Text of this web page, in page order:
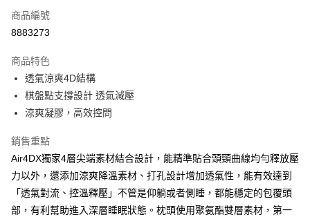
流程，驗證手機門號後，選擇欲分期的期數、繳款截止日，確認付款後即完
成交易。
4.訂單成立30分鐘內，如未前往確認交易或遇審核未通過，訂單將自動取
法說明評估內容。
【繳款方式說明】
1.分期款項不併入電信帳單，「大哥付你分期」於每月結算日後寄送繳費提
醒簡訊。
帳／街口支付／iPASS MONEY」等通路繳費。
【注意事項】
1.本服務係由「台灣大哥大股份有限公司」（以下簡稱本公司）所提供，讓
用戶於交易時，得透過本服務購買商品或服務，並由商店將買賣／分期付款
買賣價金債權讓與本公司後，依約使用本公司帳單繳交帳款。
相關說明
AFTEE先享後付是「在收到商品之後才付款」的支付方式。 讓您購物簡單
１．簡單：不需註冊會員、不需綁卡、不需儲值。
２．便利：只要手機號碼，簡訊認證，即可結帳。
【「AFTEE先享後付」結帳流程】
結帳頁面，進行簡訊認證並確認金額後，即可完成結帳。
３．收到繳費通知簡訊後14天內，點擊此簡訊中的連結，可透過四大超商／
ATM／網路銀行／等多元方式進行付款，方視為交易完成。
※ 請注意：結帳手續完成當下不需立刻繳費，但若您需要取消訂單，請聯絡
購買商品的店家。未經商家同意取消之訂單仍視為有效，需透過AFTEE先享
後付繳納相關費用。
ATM付款
運送方式
大型超重物流運送
每筆NT$150，滿NT$990(含以上)免運費
郵局包裹
每筆NT$250
商品編號
8883273
商品特色
透氣涼爽4D結構
棋盤點支撐設計 透氣減壓
涼爽凝膠，高效控問
銷售重點
Air4DX獨家4層尖端素材結合設計，能精準貼合頭頸曲線均勻釋放壓
力以外，還添加涼爽降溫素材、打孔設計增加透氣性，能有效達到
「透氣對流、控溫釋壓」不管是仰躺或者側睡，都能穩定的包覆頭
部，有利幫助進入深層睡眠狀態。枕頭使用聚氨酯雙層素材，第一